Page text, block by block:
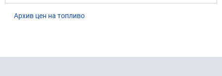
Архив цен на топливо